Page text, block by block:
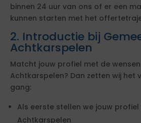
binnen 24 uur van ons of er een
kunnen starten met het
2. Introductie bij
Achtkarspelen
Matcht jouw profiel met de
Achtkarspelen? Dan zetten wij het
gang:
Als eerste stellen we jouw
Achtkarspelen